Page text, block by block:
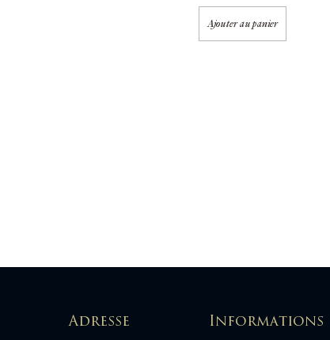
Ajouter au panier
Adresse Informations